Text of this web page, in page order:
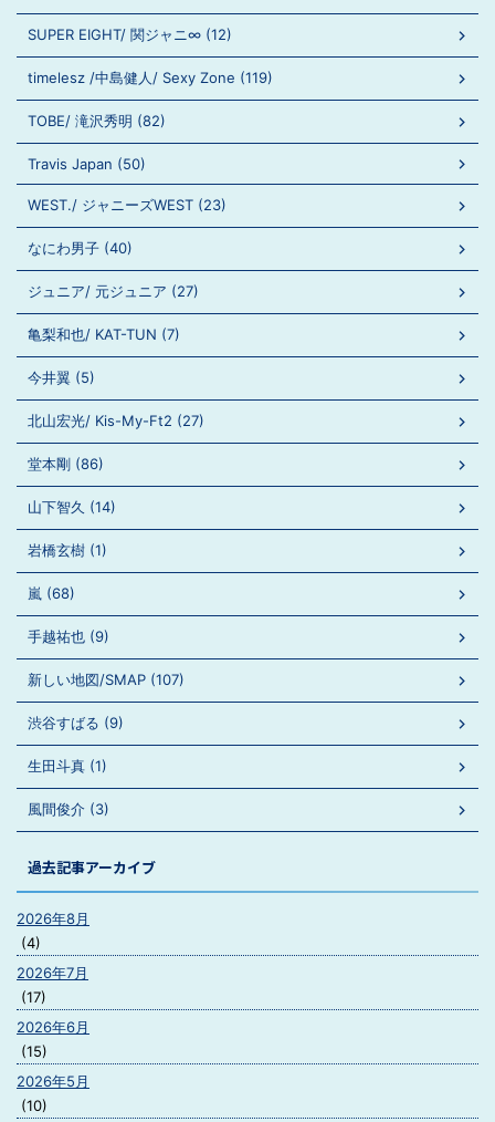
SUPER EIGHT/ 関ジャニ∞ (12)
timelesz /中島健人/ Sexy Zone (119)
TOBE/ 滝沢秀明 (82)
Travis Japan (50)
WEST./ ジャニーズWEST (23)
なにわ男子 (40)
ジュニア/ 元ジュニア (27)
亀梨和也/ KAT-TUN (7)
今井翼 (5)
北山宏光/ Kis-My-Ft2 (27)
堂本剛 (86)
山下智久 (14)
岩橋玄樹 (1)
嵐 (68)
手越祐也 (9)
新しい地図/SMAP (107)
渋谷すばる (9)
生田斗真 (1)
風間俊介 (3)
過去記事アーカイブ
2026年8月
(4)
2026年7月
(17)
2026年6月
(15)
2026年5月
(10)